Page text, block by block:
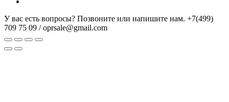
У вас есть вопросы? Позвоните или напишите нам. +7(499)
709 75 09 / oprsale@gmail.com